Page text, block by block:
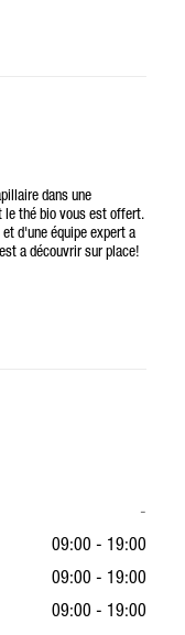
dans une
le thé bio vous est offert.
d'une équipe expert a
a découvrir sur place!
-
09:00 - 19:00
09:00 - 19:00
09:00 - 19:00